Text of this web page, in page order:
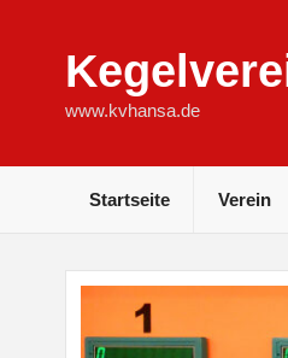
www.kvhansa.de
Startseite Verein